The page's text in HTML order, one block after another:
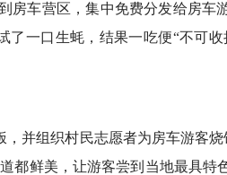
车营区，集中免费分发给房车
一口生蚝，结果一吃便“不可收
并组织村民志愿者为房车游客烧
都鲜美，让游客尝到当地最具特